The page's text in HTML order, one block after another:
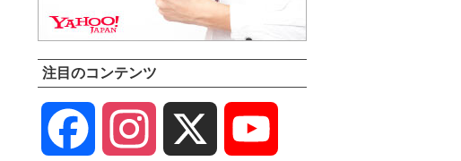
注目のコンテンツ
Facebook Instagram